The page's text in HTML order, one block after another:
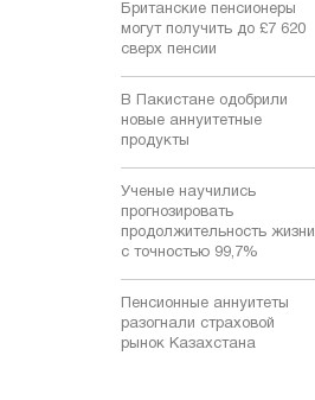
Британские пенсионеры
могут получить до £7 620
сверх пенсии
В Пакистане одобрили
новые аннуитетные
продукты
Ученые научились
прогнозировать
продолжительность жизни
с точностью 99,7%
Пенсионные аннуитеты
разогнали страховой
рынок Казахстана